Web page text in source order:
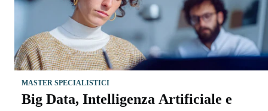
MASTER SPECIALISTICI
Big Data, Intelligenza Artificiale e